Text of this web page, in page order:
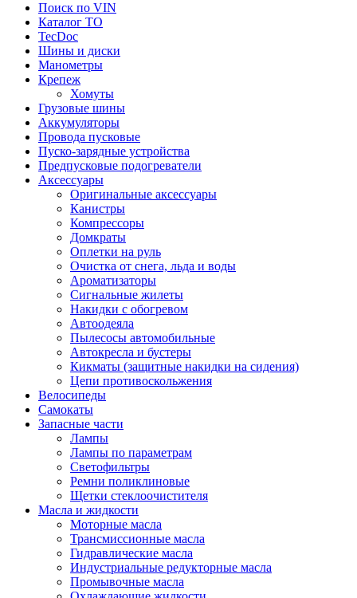
Поиск по VIN
Каталог ТО
TecDoc
Шины и диски
Манометры
Крепеж
Хомуты
Грузовые шины
Аккумуляторы
Провода пусковые
Пуско-зарядные устройства
Предпусковые подогреватели
Аксессуары
Оригинальные аксессуары
Канистры
Компрессоры
Домкраты
Оплетки на руль
Очистка от снега, льда и воды
Ароматизаторы
Сигнальные жилеты
Накидки с обогревом
Автоодеяла
Пылесосы автомобильные
Автокресла и бустеры
Кикматы (защитные накидки на сидения)
Цепи противоскольжения
Велосипеды
Самокаты
Запасные части
Лампы
Лампы по параметрам
Светофильтры
Ремни поликлиновые
Щетки стеклоочистителя
Масла и жидкости
Моторные масла
Трансмиссионные масла
Гидравлические масла
Индустриальные редукторные масла
Промывочные масла